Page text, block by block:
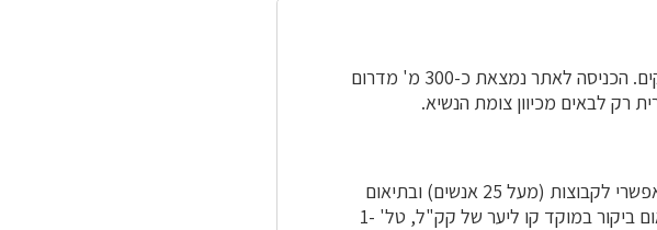
משרדי מרחב דרום של קק"ל בגילת שוכנים כ-4 ק"מ ממזרח לאופקים. הכניסה לאתר נמצאת כ-300 מ' מדרום
מכיוון שאתר גילת הוא אתר עבודה חי, הביקור במרכז קק"ל בגילת אפשרי לקבוצות (מעל 25 אנשים) ובתיאום
בלבד. המרכז פתוח למבקרים בימים א'-ה' בשעות 16:00-9:00. תיאום ביקור במוקד קו ליער של קק"ל, טל' 1-